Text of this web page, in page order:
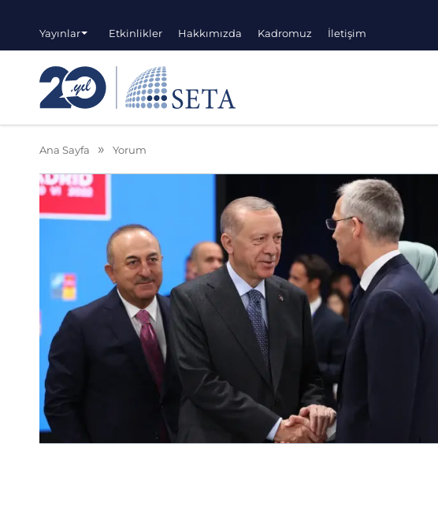
Yayınlar Etkinlikler Hakkımızda Kadromuz İletişim
Ana Sayfa Yorum